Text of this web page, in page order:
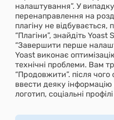
налаштування”. У
перенаправлення на
плагіну не відбувається,
“Плагіни”, знайдіть Yoast
“Завершити перше
Yoast виконає
технічні проблеми. Вам
“Продовжити”. після
ввести деяку
логотип, соціальні